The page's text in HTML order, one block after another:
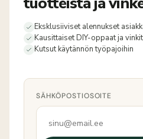
Eksklusiiviset alennukset
Kausittaiset DIY-oppaat ja vinkit
Kutsut käytännön työpajoihin
SÄHKÖPOSTIOSOITE